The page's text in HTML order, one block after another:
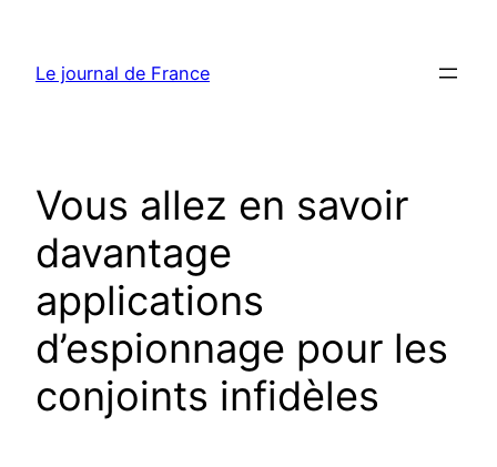
contenu
Le journal de France
Vous allez en savoir
davantage
applications
d’espionnage pour les
conjoints infidèles